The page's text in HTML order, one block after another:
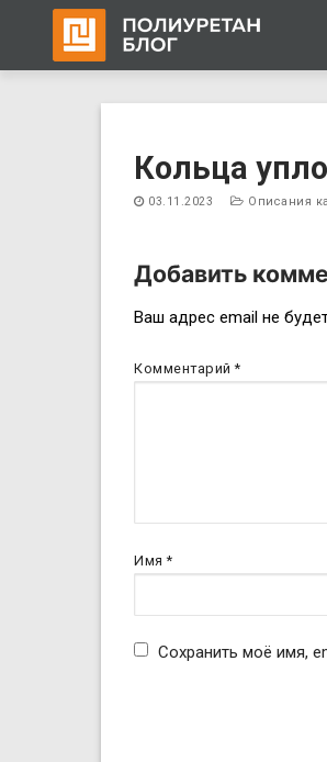
содержимому
Кольца
03.11.2023 Описания
Навигация
по
Добавить
Ваш адрес email не
Комментарий*
Имя*
Сохранить моё имя,